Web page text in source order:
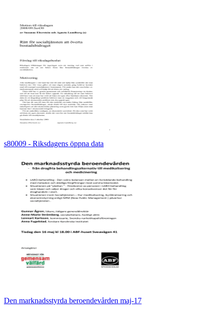
s80009 - Riksdagens öppna data
Den marknadsstyrda beroendevården maj-17